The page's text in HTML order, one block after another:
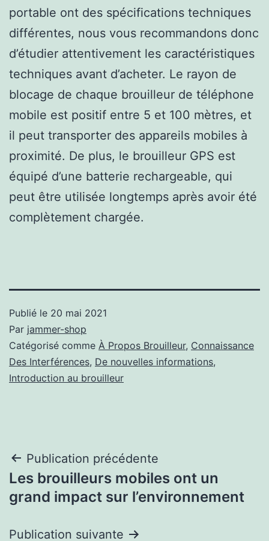
portable ont des spécifications techniques
différentes, nous vous recommandons donc
d’étudier attentivement les caractéristiques
techniques avant d’acheter. Le rayon de
blocage de chaque brouilleur de téléphone
mobile est positif entre 5 et 100 mètres, et
il peut transporter des appareils mobiles à
proximité. De plus, le brouilleur GPS est
équipé d’une batterie rechargeable, qui
peut être utilisée longtemps après avoir été
complètement chargée.
Publié le 20 mai 2021
Par jammer-shop
Catégorisé comme À Propos Brouilleur, Connaissance
Des Interférences, De nouvelles informations,
Introduction au brouilleur
Navigation
de
Publication précédente
Les brouilleurs mobiles ont un
grand impact sur l’environnement
Publication suivante